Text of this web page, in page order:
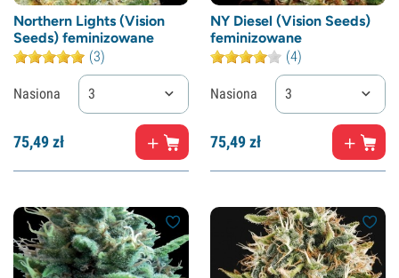
Northern Lights (Vision
Seeds) feminizowane
(3)
Nasiona 3
75,49zł
NY Diesel (Vision Seeds)
feminizowane
(4)
Nasiona 3
75,49zł